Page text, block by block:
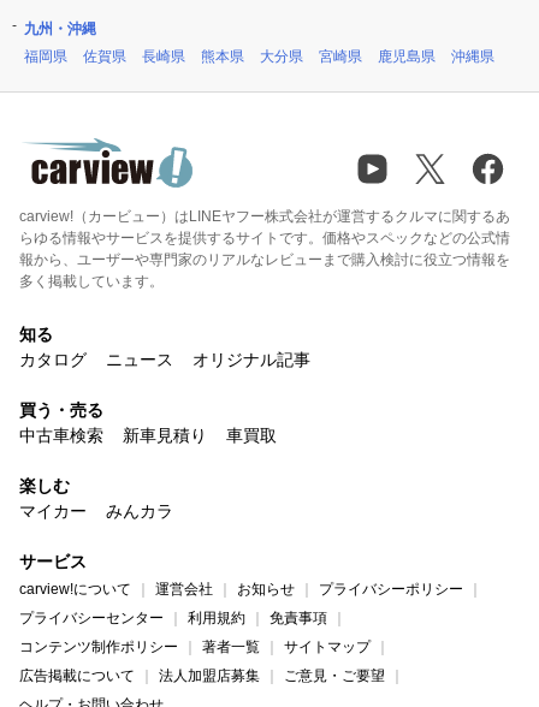
九州・沖縄
福岡県
佐賀県 長崎県 熊本県 大分県 宮崎県 鹿児島県 沖縄県
carview!（カービュー）はLINEヤフー株式会社が運営するクルマに関するあ
らゆる情報やサービスを提供するサイトです。価格やスペックなどの公式情
報から、ユーザーや専門家のリアルなレビューまで購入検討に役立つ情報を
多く掲載しています。
知る
カタログ
ニュース オリジナル記事
買う・売る
中古車検索
新車見積り 車買取
楽しむ
マイカー
みんカラ
サービス
carview!について 運営会社 お知らせ
プライバシーポリシー
プライバシーセンター
利用規約
免責事項
コンテンツ制作ポリシー
著者一覧
サイトマップ
広告掲載について
法人加盟店募集
ご意見・ご要望